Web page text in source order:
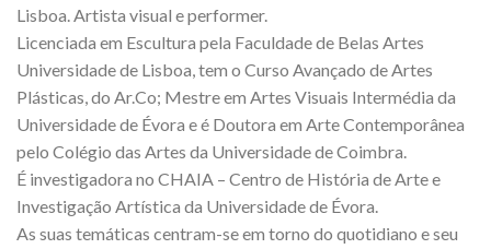
Lisboa. Artista visual e performer.
Licenciada em Escultura pela Faculdade de Belas Artes
Universidade de Lisboa, tem o Curso Avançado de Artes
Plásticas, do Ar.Co; Mestre em Artes Visuais Intermédia da
Universidade de Évora e é Doutora em Arte Contemporânea
pelo Colégio das Artes da Universidade de Coimbra.
É investigadora no CHAIA – Centro de História de Arte e
Investigação Artística da Universidade de Évora.
As suas temáticas centram-se em torno do quotidiano e seu